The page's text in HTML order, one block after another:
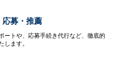
応募・推薦
ートや、応募手続き代行など、徹底的
します。